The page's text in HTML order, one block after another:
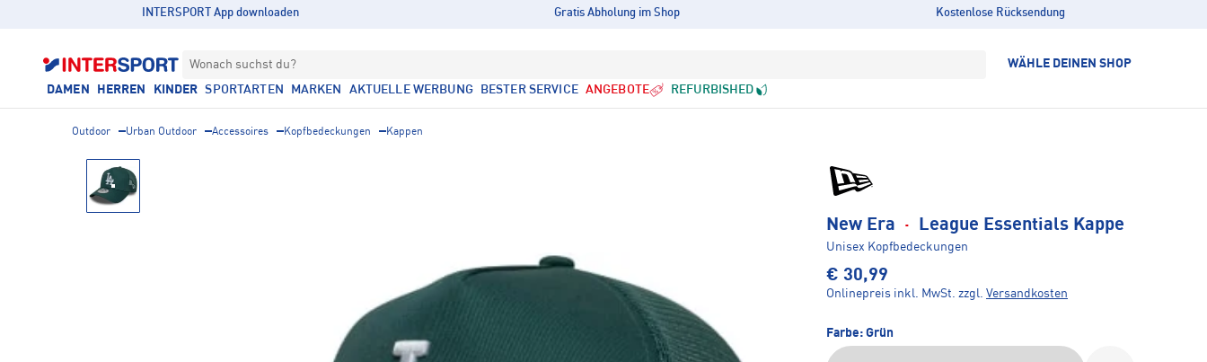
INTERSPORT App downloaden Gratis Abholung im Shop Kostenlose Rücksendung
Wonach suchst du? WÄHLE DEINEN SHOP
DAMEN HERREN KINDER SPORTARTEN MARKEN AKTUELLE WERBUNG BESTER SERVICE ANGEBOTE REFURBISHED
Outdoor Urban Outdoor Accessoires Kopfbedeckungen Kappen
New Era · League Essentials Kappe
Unisex Kopfbedeckungen
€ 30,99
Onlinepreis inkl. MwSt. zzgl. Versandkosten
Farbe: Grün